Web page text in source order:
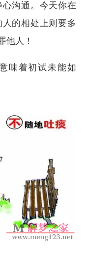
沟通。今天你在
的相处上则要多
他人！
味着初试未能如